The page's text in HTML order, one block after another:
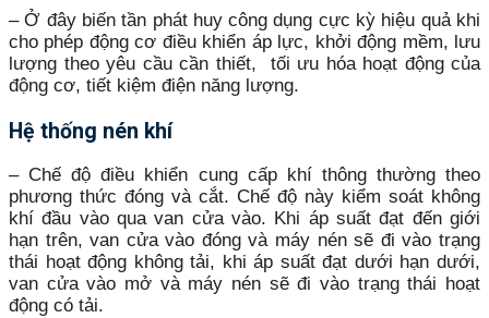
– Ở đây biến tần phát huy công dụng cực kỳ hiệu quả khi
cho phép động cơ điều khiển áp lực, khởi động mềm, lưu
lượng theo yêu cầu cần thiết, tối ưu hóa hoạt động của
động cơ, tiết kiệm điện năng lượng.
Hệ thống nén khí
– Chế độ điều khiển cung cấp khí thông thường theo
phương thức đóng và cắt. Chế độ này kiểm soát không
khí đầu vào qua van cửa vào. Khi áp suất đạt đến giới
hạn trên, van cửa vào đóng và máy nén sẽ đi vào trạng
thái hoạt động không tải, khi áp suất đạt dưới hạn dưới,
van cửa vào mở và máy nén sẽ đi vào trạng thái hoạt
động có tải.